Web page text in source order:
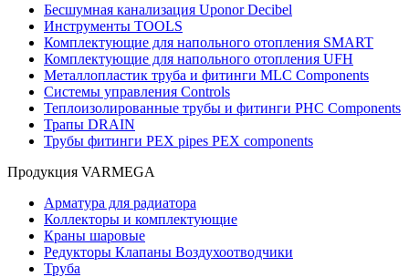
Бесшумная канализация Uponor Decibel
Инструменты TOOLS
Комплектующие для напольного отопления SMART
Комплектующие для напольного отопления UFH
Металлопластик труба и фитинги MLC Components
Системы управления Controls
Теплоизолированные трубы и фитинги PHC Components
Трапы DRAIN
Трубы фитинги PEX pipes PEX components
Продукция VARMEGA
Арматура для радиатора
Коллекторы и комплектующие
Краны шаровые
Редукторы Клапаны Воздухоотводчики
Труба